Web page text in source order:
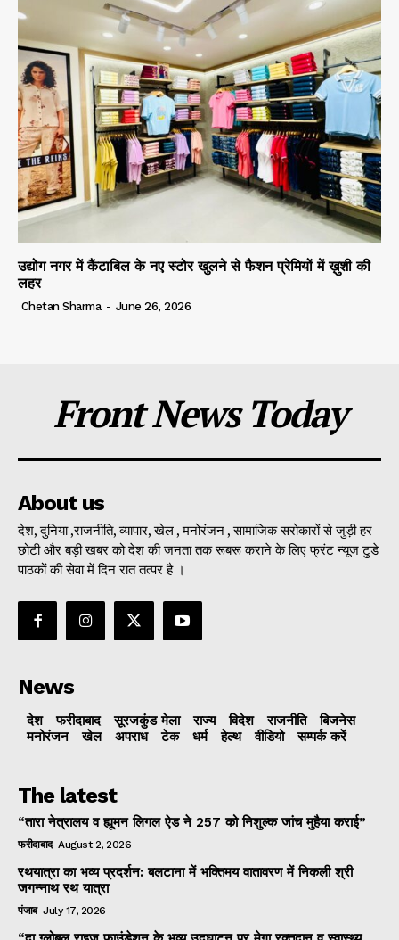
उद्योग नगर में कैंटाबिल के नए स्टोर खुलने से फैशन प्रेमियों में ख़ुशी की
लहर
Chetan Sharma - June 26, 2026
Front News Today
About us
देश, दुनिया ,राजनीति, व्यापार, खेल , मनोरंजन , सामाजिक सरोकारों से जुड़ी हर
छोटी और बड़ी खबर को देश की जनता तक रूबरू कराने के लिए फ्रंट न्यूज टुडे
पाठकों की सेवा में दिन रात तत्पर है ।
News
देश फरीदाबाद सूरजकुंड मेला राज्‍य विदेश राजनीति
बिजनेस
मनोरंजन
खेल अपराध टेक धर्म हेल्थ वीडियो सम्पर्क करें
The latest
“तारा नेत्रालय व ह्यूमन लिगल ऐड ने 257 को निशुल्क जांच मुहैया कराई”
फरीदाबाद August 2, 2026
रथयात्रा का भव्य प्रदर्शन: बलटाना में भक्तिमय वातावरण में निकली श्री
जगन्नाथ रथ यात्रा
पंजाब July 17, 2026